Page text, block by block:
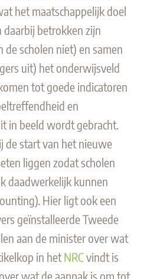
het maatschappelijk doel
betrokken zijn
de scholen niet) en samen
uit) het onderwijsveld
tot goede indicatoren
en
in beeld wordt gebracht.
de start van het nieuwe
liggen zodat scholen
daadwerkelijk kunnen
Hier ligt ook een
geïnstalleerde Tweede
aan de minister over wat
in hetNRCvindt is
wat de aanpak is om tot